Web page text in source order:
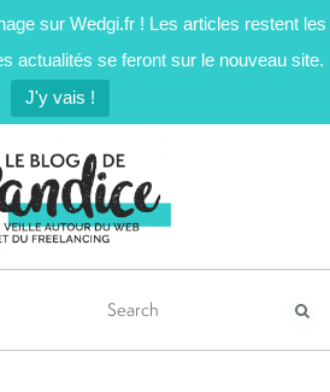
sur Wedgi.fr ! Les articles restent les
actualités se feront sur le nouveau site.
J'y vais !